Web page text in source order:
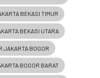
BEKASI TIMUR
BEKASI UTARA
JAKARTA BOGOR
BOGOR BARAT